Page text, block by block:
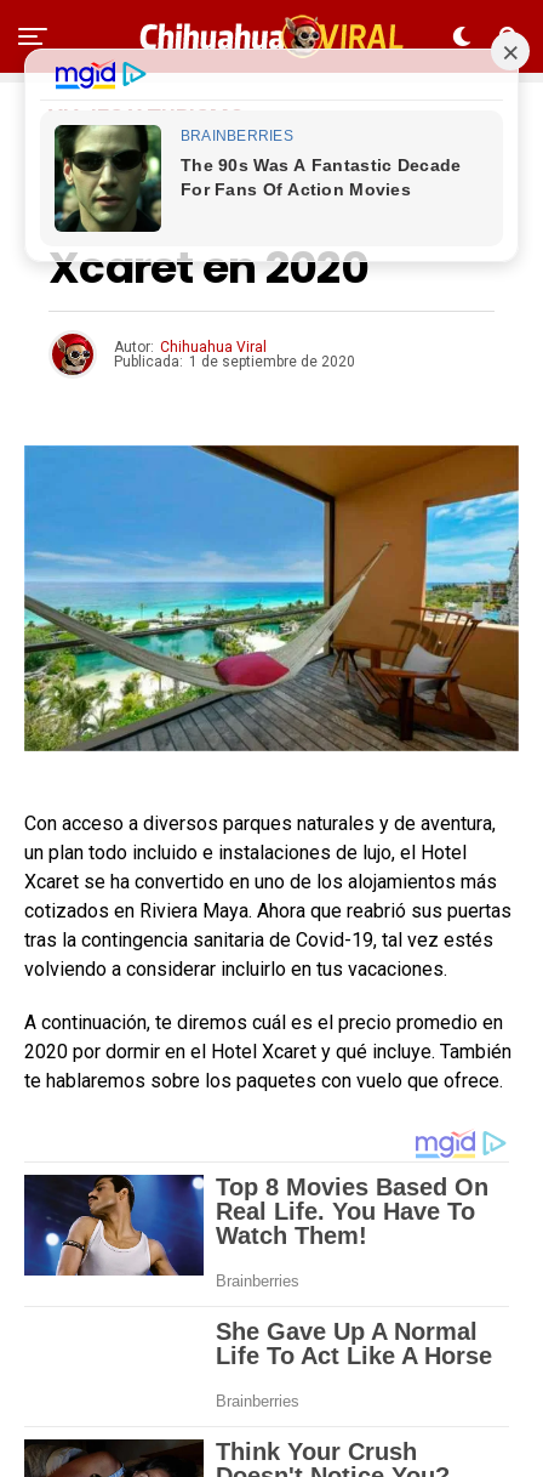
VIAJES Y TURISMO
Cuánto cuesta
dormir en el Hotel
Xcaret en 2020
Autor: Chihuahua Viral
Publicada: 1 de septiembre de 2020
Con acceso a diversos parques naturales y de aventura,
un plan todo incluido e instalaciones de lujo, el Hotel
Xcaret se ha convertido en uno de los alojamientos más
cotizados en Riviera Maya. Ahora que reabrió sus puertas
tras la contingencia sanitaria de Covid-19, tal vez estés
volviendo a considerar incluirlo en tus vacaciones.
A continuación, te diremos cuál es el precio promedio en
2020 por dormir en el Hotel Xcaret y qué incluye. También
te hablaremos sobre los paquetes con vuelo que ofrece.